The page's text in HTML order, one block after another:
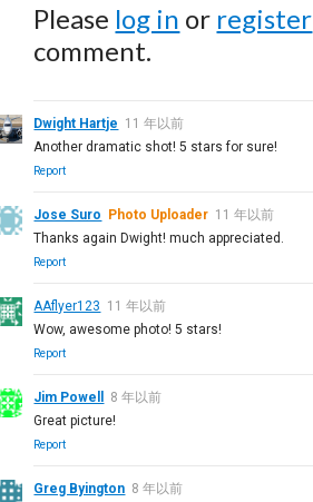
Please log in or register
comment.
Dwight Hartje 11 年以前
Another dramatic shot! 5 stars for sure!
Report
Jose Suro Photo Uploader 11 年以前
Thanks again Dwight! much appreciated.
Report
AAflyer123 11 年以前
Wow, awesome photo! 5 stars!
Report
Jim Powell
8 年以前
Great picture!
Report
Greg Byington 8 年以前